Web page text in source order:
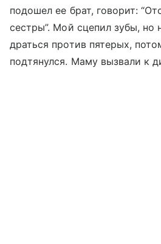
подошел ее брат, говорит:
сестры”. Мой сцепил зубы, но
драться против пятерых,
подтянулся. Маму вызвали к